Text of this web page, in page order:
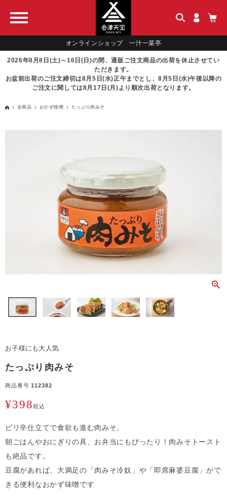
オンラインショップ 一汁一菜亭
2026年8月8日(土)～16日(日)の間、通販ご注文商品の出荷を休止させてい
ただきます。
お盆前出荷のご注文締切は8月5日(水)正午までとし、8月5日(水)午後以降の
ご注文に関しては8月17日(月)より順次出荷となります。
全商品 おかず味噌 たっぷり肉みそ
お子様にも大人気
たっぷり肉みそ
商品番号 112382
¥398税込
ピリ辛仕立てで食欲も進む肉みそ。
朝ごはんやおにぎりの具、お弁当にもぴったり！肉みそトースト
も絶品です。
豆腐があれば、大満足の「肉みそ冷奴」や「即席麻婆豆腐」がで
きる便利なおかず味噌です